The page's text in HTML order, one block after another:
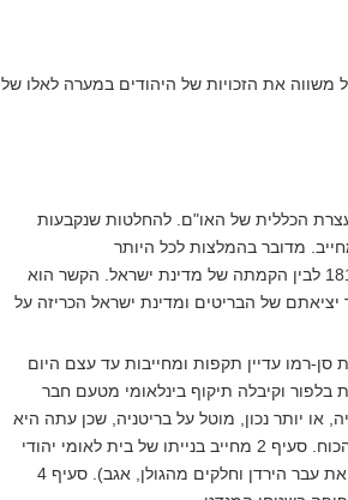
משווה את הזכויות של היהודים במערה לאלו של
181 נקבעה בעצרת הכללית של האו"ם. להחלטות שנקבעות
למעשה, אין קשר ישיר בין החלטה 181 לבין הקמתה של מדינת ישראל. הקשר הוא
את תהליך יציאתם של הבריטים ומדינת ישראל הכריזה על
סן-רמו עדיין תקפות ומחייבות עד עצם היום
בלפור וקיבלה תיקוף בינלאומי מטעם חבר
או יותר נכון, מוטל על בריטניה, שכן עתה היא
מחויבת למלא את סעיפיו כמיופת-הכוח. סעיף 2 מחייב בנייתו של בית לאומי יהודי
בתחומי שטח המנדט (שכלל גם אז את עבר הירדן וחלקים מהגולן, אגב). סעיף 4